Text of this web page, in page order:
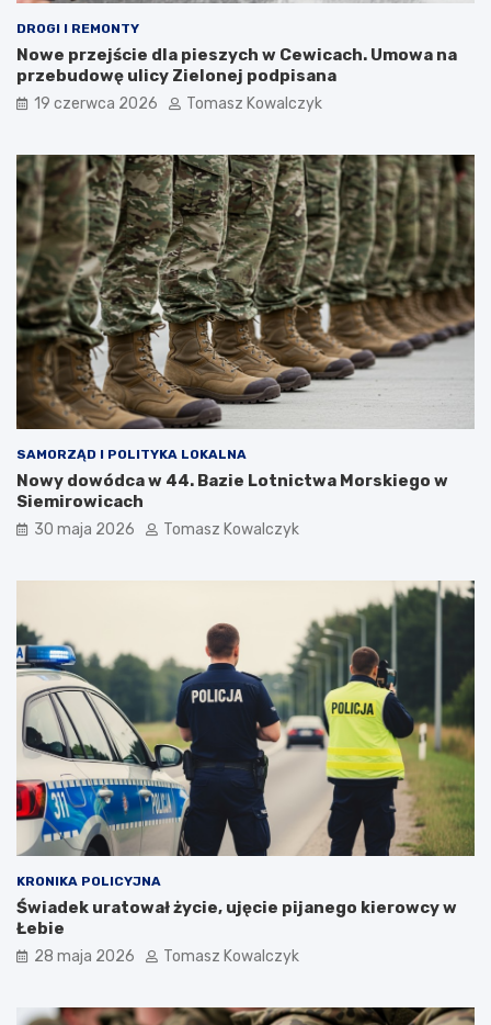
DROGI I REMONTY
Nowe przejście dla pieszych w Cewicach. Umowa na
przebudowę ulicy Zielonej podpisana
19 czerwca 2026 Tomasz Kowalczyk
SAMORZĄD I POLITYKA LOKALNA
Nowy dowódca w 44. Bazie Lotnictwa Morskiego w
Siemirowicach
30 maja 2026 Tomasz Kowalczyk
KRONIKA POLICYJNA
Świadek uratował życie, ujęcie pijanego kierowcy w
Łebie
28 maja 2026 Tomasz Kowalczyk